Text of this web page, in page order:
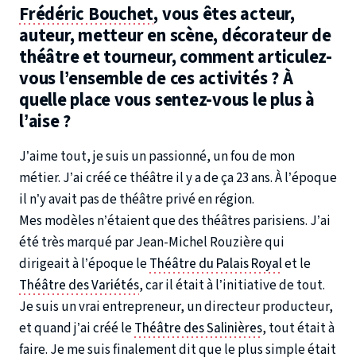
Frédéric Bouchet, vous êtes acteur,
auteur, metteur en scène, décorateur de
théâtre et tourneur, comment articulez-
vous l’ensemble de ces activités ? À
quelle place vous sentez-vous le plus à
l’aise ?
J’aime tout, je suis un passionné, un fou de mon
métier. J’ai créé ce théâtre il y a de ça 23 ans. À l’époque
il n’y avait pas de théâtre privé en région.
Mes modèles n’étaient que des théâtres parisiens. J’ai
été très marqué par Jean-Michel Rouzière qui
dirigeait à l’époque leThéâtre du Palais Royalet le
Théâtre des Variétés, car il était à l’initiative de tout.
Je suis un vrai entrepreneur, un directeur producteur,
et quand j’ai créé leThéâtre des Salinières, tout était à
faire. Je me suis finalement dit que le plus simple était